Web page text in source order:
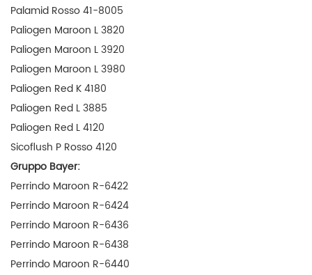
Palamid Rosso 41-8005
Paliogen Maroon L 3820
Paliogen Maroon L 3920
Paliogen Maroon L 3980
Paliogen Red K 4180
Paliogen Red L 3885
Paliogen Red L 4120
Sicoflush P Rosso 4120
Gruppo Bayer:
Perrindo Maroon R-6422
Perrindo Maroon R-6424
Perrindo Maroon R-6436
Perrindo Maroon R-6438
Perrindo Maroon R-6440